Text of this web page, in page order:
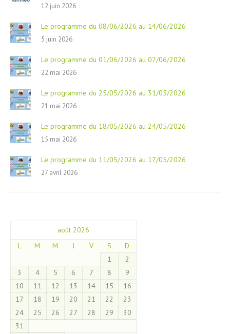
12 juin 2026
Le programme du 08/06/2026 au 14/06/2026
5 juin 2026
Le programme du 01/06/2026 au 07/06/2026
22 mai 2026
Le programme du 25/05/2026 au 31/05/2026
21 mai 2026
Le programme du 18/05/2026 au 24/05/2026
15 mai 2026
Le programme du 11/05/2026 au 17/05/2026
27 avril 2026
août 2026
L
M M J V S D
1
2
3
4 5 6 7 8
9
10
11 12 13 14 15
16
17
18 19 20 21 22
23
24
25 26 27 28 29
30
31